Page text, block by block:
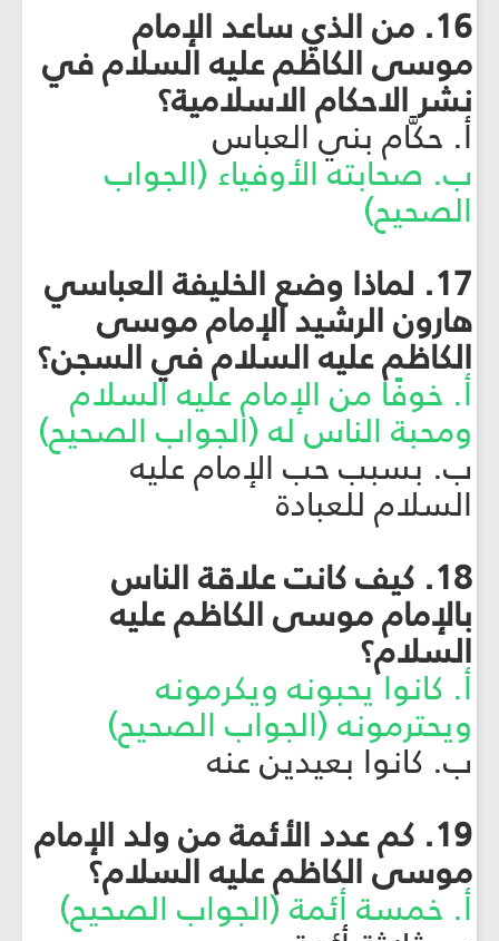
16. من الذي ساعد الإمام
موسى الكاظم عليه السلام في
نشر الاحكام الاسلامية؟
أ. حكَّام بني العباس
ب. صحابته الأوفياء (الجواب
الصحيح)
17. لماذا وضع الخليفة العباسي
هارون الرشيد الإمام موسى
الكاظم عليه السلام في السجن؟
أ. خوفًا من الإمام عليه السلام
ومحبة الناس له (الجواب الصحيح)
ب. بسبب حب الإمام عليه
السلام للعبادة
18. كيف كانت علاقة الناس
بالإمام موسى الكاظم عليه
السلام؟
أ. كانوا يحبونه ويكرمونه
ويحترمونه (الجواب الصحيح)
ب. كانوا بعيدين عنه
19. كم عدد الأئمة من ولد الإمام
موسى الكاظم عليه السلام؟
أ. خمسة أئمة (الجواب الصحيح)